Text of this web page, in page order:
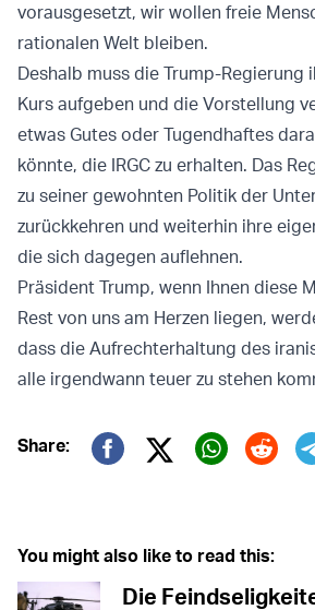
vorausgesetzt, wir wollen freie
rationalen Welt bleiben.
Deshalb muss die Trump-Regierung
Kurs aufgeben und die Vorstellung
etwas Gutes oder Tugendhaftes
könnte, die IRGC zu erhalten. Das
zu seiner gewohnten Politik der
zurückkehren und weiterhin ihre
die sich dagegen auflehnen.
Präsident Trump, wenn Ihnen diese
Rest von uns am Herzen liegen,
dass die Aufrechterhaltung des
alle irgendwann teuer zu stehen
Share:
Twitter (X)
You might also like to read this:
Die